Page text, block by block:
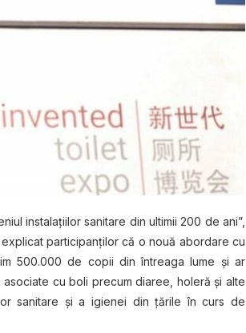
instalaţiilor sanitare din ultimii 200 de ani”,
participanţilor că o nouă abordare cu
500.000 de copii din întreaga lume şi ar
cu boli precum diaree, holeră şi alte
sanitare şi a igienei din ţările în curs de